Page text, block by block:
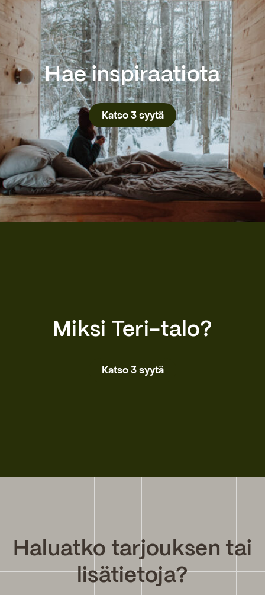
Hae inspiraatiota
Katso 3 syytä
Miksi Teri-talo?
Katso 3 syytä
Haluatko tarjouksen tai
lisätietoja?